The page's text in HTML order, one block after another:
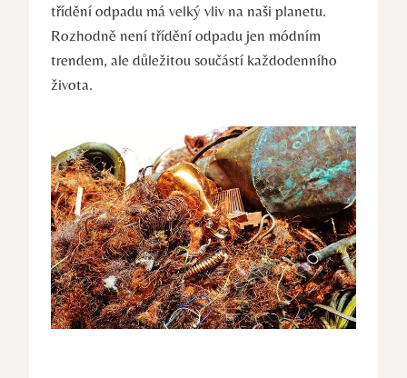
třídění odpadu má velký vliv na naši planetu.
Rozhodně není třídění odpadu jen módním
trendem, ale důležitou součástí každodenního
života.